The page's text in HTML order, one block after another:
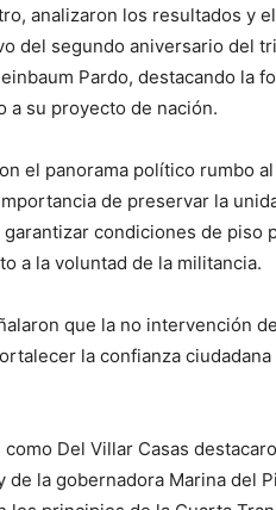
analizaron los resultados y
del segundo aniversario del
Pardo, destacando la
a su proyecto de nación.
el panorama político rumbo
de preservar la
garantizar condiciones de
a la voluntad de la militancia.
que la no intervención
la confianza
como Del Villar Casas
de la gobernadora Marina del